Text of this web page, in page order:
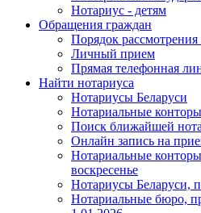
Нотариус - детям
Обращения граждан
Порядок
Личный прием
Прямая телефонная
Найти нотариуса
Нотариусы Беларуси
Нотариальные конторы
Поиск ближайшей
Онлайн запись на
Нотариальные
воскресенье
Нотариусы Беларуси,
Нотариальные бюро,